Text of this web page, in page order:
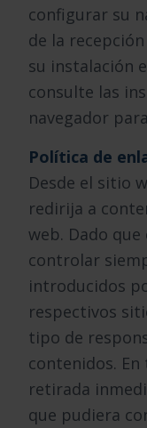
configurar su
de la
su instalación
consulte las
navegador
Política de
Desde el sitio
redirija a
web. Dado que
controlar
introducidos
respectivos
tipo de
contenidos.
retirada
que pudiera